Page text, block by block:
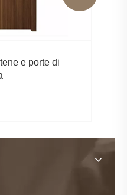
e porte di